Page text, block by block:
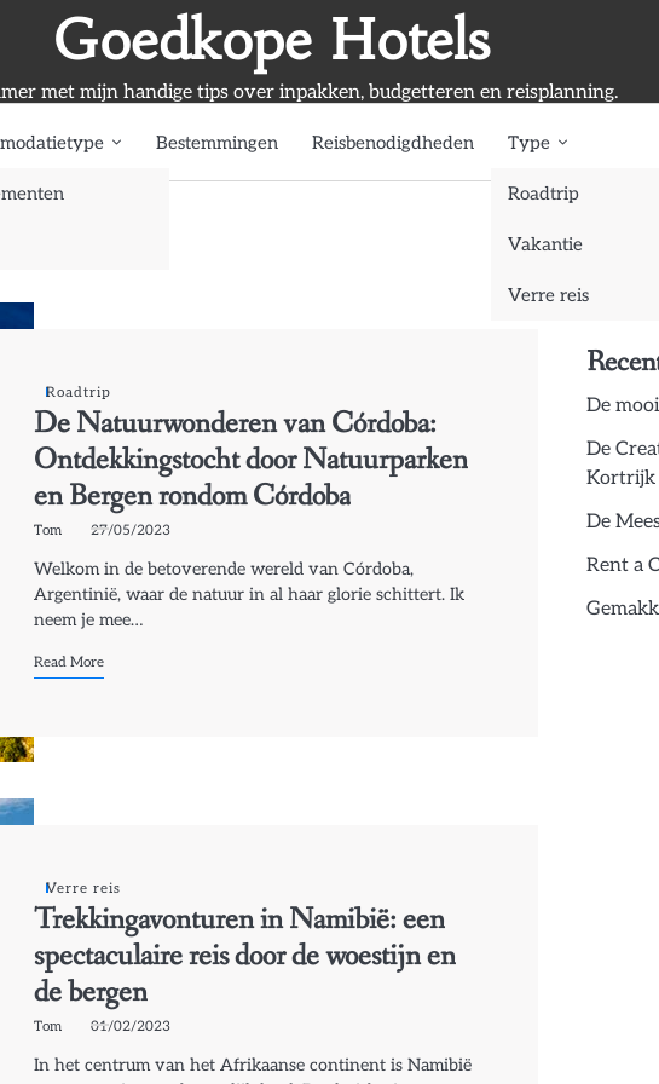
Goedkope Hotels
met mijn handige tips over inpakken, budgetteren en reisplanning.
Bestemmingen Reisbenodigdheden Type
Roadtrip
Vakantie
Verre reis
Roadtrip
De Natuurwonderen van Córdoba:
Ontdekkingstocht door Natuurparken
en Bergen rondom Córdoba
Tom 27/05/2023
Welkom in de betoverende wereld van Córdoba,
Argentinië, waar de natuur in al haar glorie schittert. Ik
neem je mee…
Read More
Verre reis
Trekkingavonturen in Namibië: een
spectaculaire reis door de woestijn en
de bergen
Tom 01/02/2023
In het centrum van het Afrikaanse continent is Namibië
De
De
Kortrijk
De
Rent a